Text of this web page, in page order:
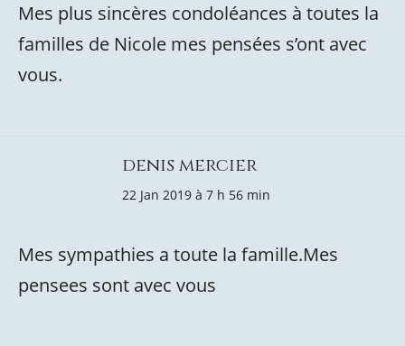
Mes plus sincères condoléances à toutes la
familles de Nicole mes pensées s’ont avec
vous.
denis mercier
22 Jan 2019 à 7 h 56 min
Mes sympathies a toute la famille.Mes
pensees sont avec vous